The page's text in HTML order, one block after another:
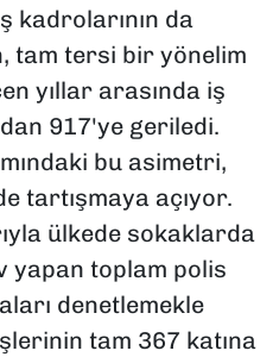
kadrolarının da
tam tersi bir yönelim
yıllar arasında iş
917'ye geriledi.
bu asimetri,
tartışmaya açıyor.
ülkede sokaklarda
yapan toplam polis
denetlemekle
tam 367 katına